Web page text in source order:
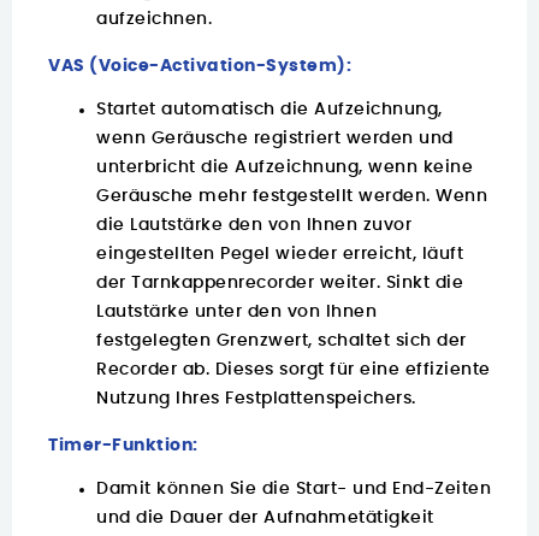
aufzeichnen.
VAS (Voice-Activation-System):
Startet automatisch die Aufzeichnung,
wenn Geräusche registriert werden und
unterbricht die Aufzeichnung, wenn keine
Geräusche mehr festgestellt werden. Wenn
die Lautstärke den von Ihnen zuvor
eingestellten Pegel wieder erreicht, läuft
der Tarnkappenrecorder weiter. Sinkt die
Lautstärke unter den von Ihnen
festgelegten Grenzwert, schaltet sich der
Recorder ab. Dieses sorgt für eine effiziente
Nutzung Ihres Festplattenspeichers.
Timer-Funktion:
Damit können Sie die Start- und End-Zeiten
und die Dauer der Aufnahmetätigkeit